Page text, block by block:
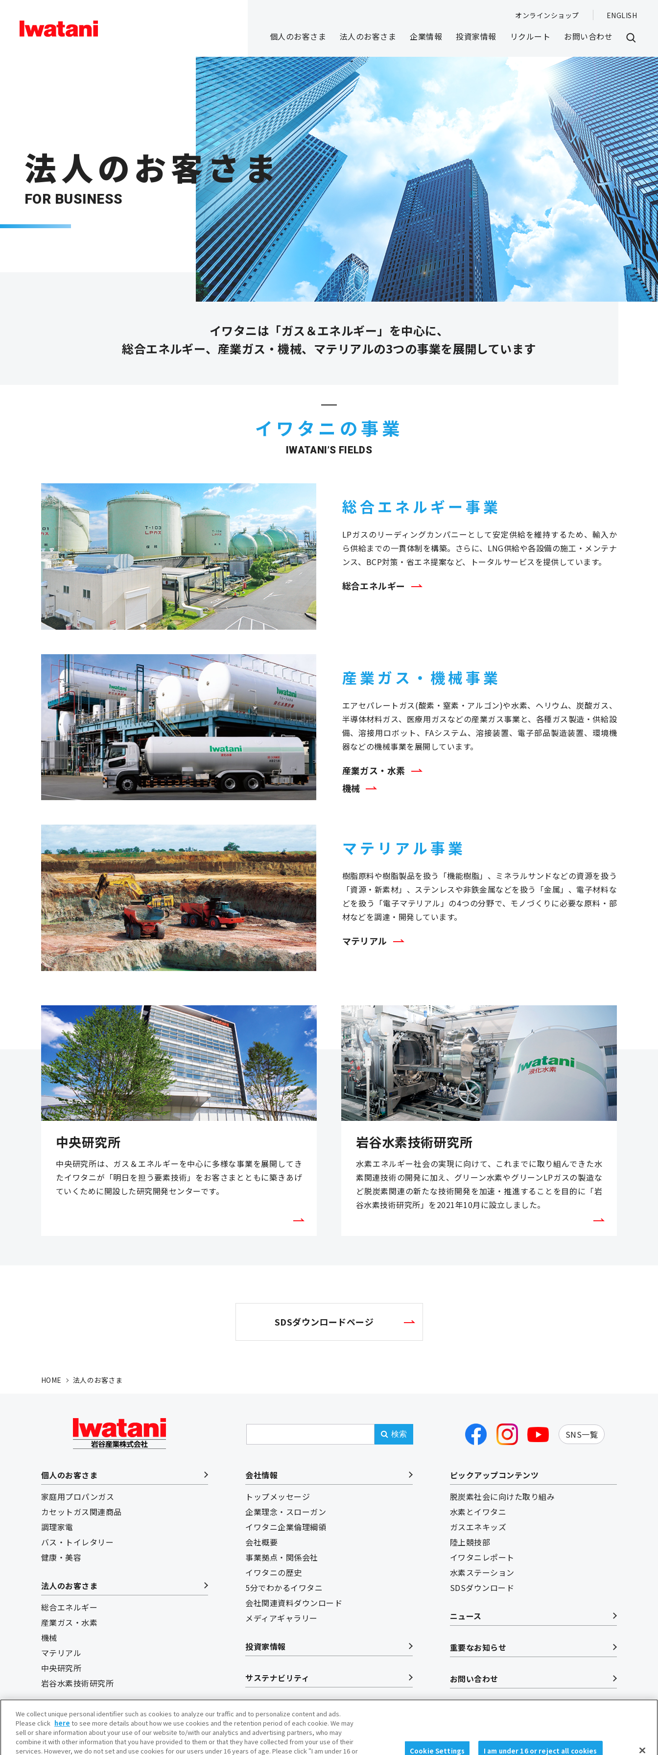
個人のお客さま 法人のお客さま 企業情報 投資家情報 リクルート お問い合わせ
オンラインショップ ENGLISH
法人のお客さま
FOR BUSINESS
イワタニは「ガス＆エネルギー」を中心に、
総合エネルギー、産業ガス・機械、マテリアルの3つの事業を展開しています
イワタニの事業
IWATANI’S FIELDS
総合エネルギー事業
LPガスのリーディングカンパニーとして安定供給を維持するため、輸入か
ら供給までの一貫体制を構築。さらに、LNG供給や各設備の施工・メンテナ
ンス、BCP対策・省エネ提案など、トータルサービスを提供しています。
総合エネルギー
産業ガス・機械事業
エアセパレートガス(酸素・窒素・アルゴン)や水素、ヘリウム、炭酸ガス、
半導体材料ガス、医療用ガスなどの産業ガス事業と、各種ガス製造・供給設
備、溶接用ロボット、FAシステム、溶接装置、電子部品製造装置、環境機
器などの機械事業を展開しています。
産業ガス・水素
機械
マテリアル事業
樹脂原料や樹脂製品を扱う「機能樹脂」、ミネラルサンドなどの資源を扱う
「資源・新素材」、ステンレスや非鉄金属などを扱う「金属」、電子材料な
どを扱う「電子マテリアル」の4つの分野で、モノづくりに必要な原料・部
材などを調達・開発しています。
マテリアル
中央研究所
中央研究所は、ガス＆エネルギーを中心に多様な事業を展開してき
たイワタニが「明日を担う要素技術」をお客さまとともに築きあげ
ていくために開設した研究開発センターです。
岩谷水素技術研究所
水素エネルギー社会の実現に向けて、これまでに取り組んできた水
素関連技術の開発に加え、グリーン水素やグリーンLPガスの製造な
ど脱炭素関連の新たな技術開発を加速・推進することを目的に「岩
谷水素技術研究所」を2021年10月に設立しました。
SDSダウンロードページ
HOME 法人のお客さま
検索 SNS一覧
個人のお客さま
家庭用プロパンガス
カセットガス関連商品
調理家電
バス・トイレタリー
健康・美容
法人のお客さま
総合エネルギー
産業ガス・水素
機械
マテリアル
中央研究所
岩谷水素技術研究所
会社情報
トップメッセージ
企業理念・スローガン
イワタニ企業倫理綱領
会社概要
事業拠点・関係会社
イワタニの歴史
5分でわかるイワタニ
会社関連資料ダウンロード
メディアギャラリー
投資家情報
サステナビリティ
リクルート
ピックアップコンテンツ
脱炭素社会に向けた取り組み
水素とイワタニ
ガスエネキッズ
陸上競技部
イワタニレポート
水素ステーション
SDSダウンロード
ニュース
重要なお知らせ
お問い合わせ
We collect unique personal identifier such as cookies to analyze our traffic and to personalize content and ads.
Please click here to see more details about how we use cookies and the retention period of each cookie. We may
sell or share information about your use of our website to/with our analytics and advertising partners, who may
combine it with other information that you have provided to them or that they have collected from your use of their
services. However, we do not set and use cookies for our users under 16 years of age. Please click “I am under 16 or
Cookie Settings I am under 16 or reject all cookies